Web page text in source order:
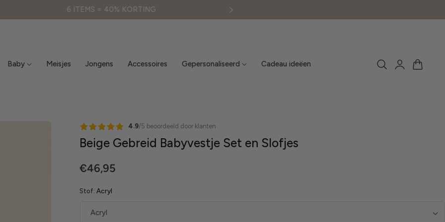
6 ITEMS = 40% KORTING
Baby Meisjes Jongens Accessoires Gepersonaliseerd Cadeau ideëen Inloggen
Winkelwagen
4.9/5 beoordeeld door klanten
Beige Gebreid Babyvestje Set en Slofjes
Normale
€46,95
Stof:Acryl